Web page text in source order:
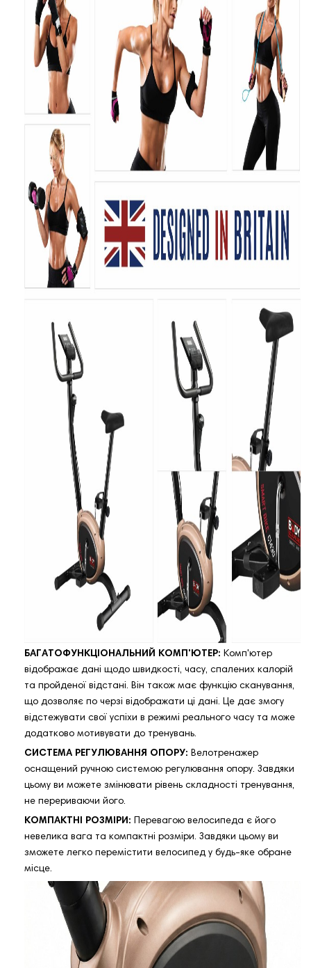
БАГАТОФУНКЦІОНАЛЬНИЙ КОМП'ЮТЕР: Комп'ютер
відображає дані щодо швидкості, часу, спалених калорій
та пройденої відстані. Він також має функцію сканування,
що дозволяє по черзі відображати ці дані. Це дає змогу
відстежувати свої успіхи в режимі реального часу та може
додатково мотивувати до тренувань.
СИСТЕМА РЕГУЛЮВАННЯ ОПОРУ: Велотренажер
оснащений ручною системою регулювання опору. Завдяки
цьому ви можете змінювати рівень складності тренування,
не перериваючи його.
КОМПАКТНІ РОЗМІРИ: Перевагою велосипеда є його
невелика вага та компактні розміри. Завдяки цьому ви
зможете легко перемістити велосипед у будь-яке обране
місце.